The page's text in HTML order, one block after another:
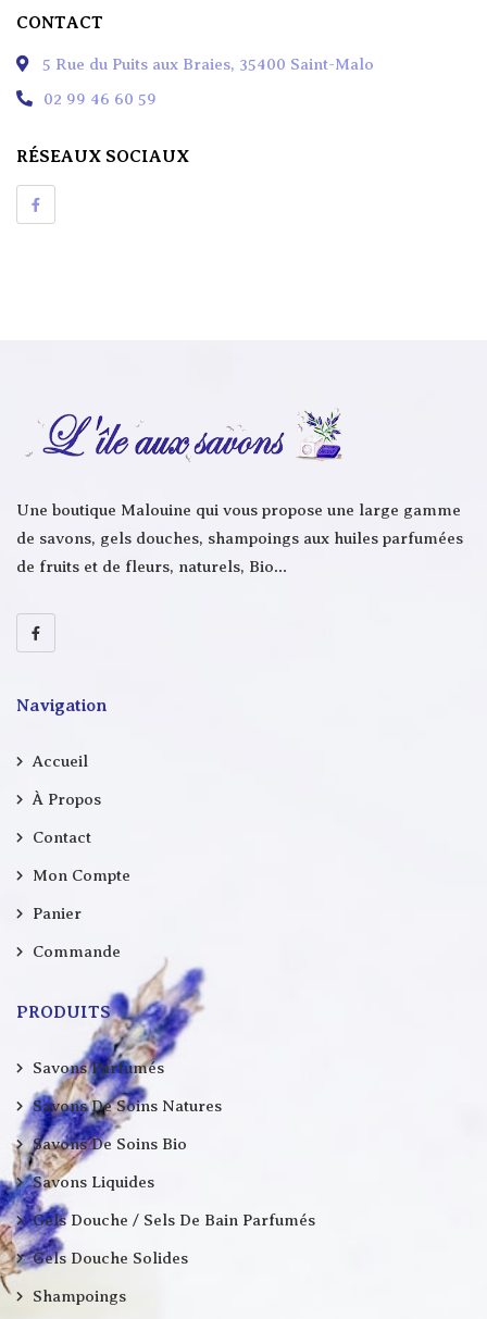
Savons De Soins Natures
Savons De Toilettes Parfumés
Shampoings
CONTACT
5 Rue du Puits aux Braies, 35400 Saint-Malo
02 99 46 60 59
RÉSEAUX SOCIAUX
Une boutique Malouine qui vous propose une large gamme
de savons, gels douches, shampoings aux huiles parfumées
de fruits et de fleurs, naturels, Bio…
Navigation
Accueil
À Propos
Contact
Mon Compte
Panier
Commande
PRODUITS
Savons Parfumés
Savons De Soins Natures
Savons De Soins Bio
Savons Liquides
Gels Douche / Sels De Bain Parfumés
Gels Douche Solides
Shampoings